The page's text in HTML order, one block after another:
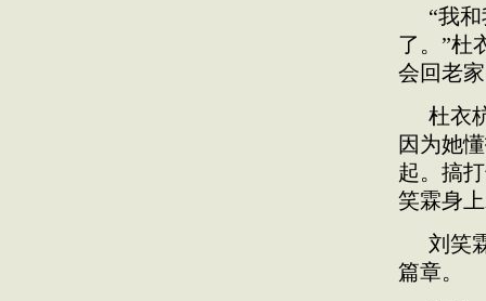
“我
了。”杜
会回老
杜衣
因为她
起。搞
笑霖身
刘笑
篇章。